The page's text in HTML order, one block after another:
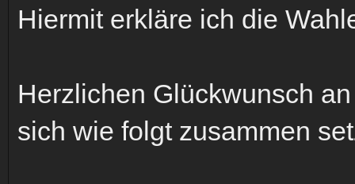
Hiermit erkläre ich die
Herzlichen Glückwunsch
sich wie folgt zusammen